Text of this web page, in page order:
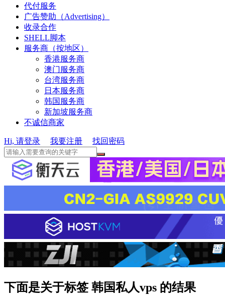
代付服务
广告赞助（Advertising）
收录合作
SHELL脚本
服务商（按地区）
香港服务商
澳门服务商
台湾服务商
日本服务商
韩国服务商
新加坡服务商
不诚信商家
Hi, 请登录 我要注册 找回密码
下面是关于标签 韩国私人vps 的结果